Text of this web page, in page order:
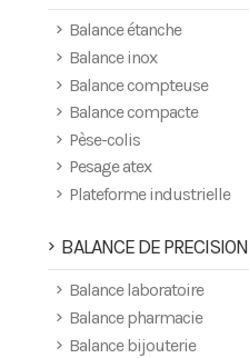
Balance étanche
Balance inox
Balance compteuse
Balance compacte
Pèse-colis
Pesage atex
Plateforme industrielle
BALANCE DE PRECISION
Balance laboratoire
Balance pharmacie
Balance bijouterie